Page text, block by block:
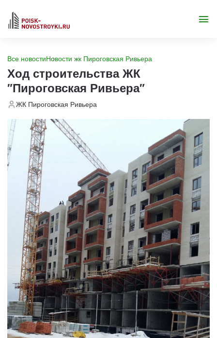
Все новостиНовости жк Пироговская Ривьера
Ход строительства ЖК
"Пироговская Ривьера"
ЖК Пироговская Ривьера